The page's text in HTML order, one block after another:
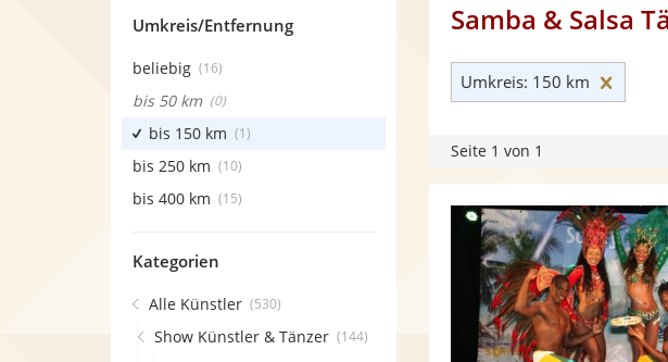
Samba & Salsa
Umkreis: 150 km
Seite 1 von 1
Umkreis/Entfernung
beliebig (16)
bis 50 km (0)
bis 150 km (1)
bis 250 km (10)
bis 400 km (15)
Kategorien
Alle Künstler (530)
Show Künstler & Tänzer (144)